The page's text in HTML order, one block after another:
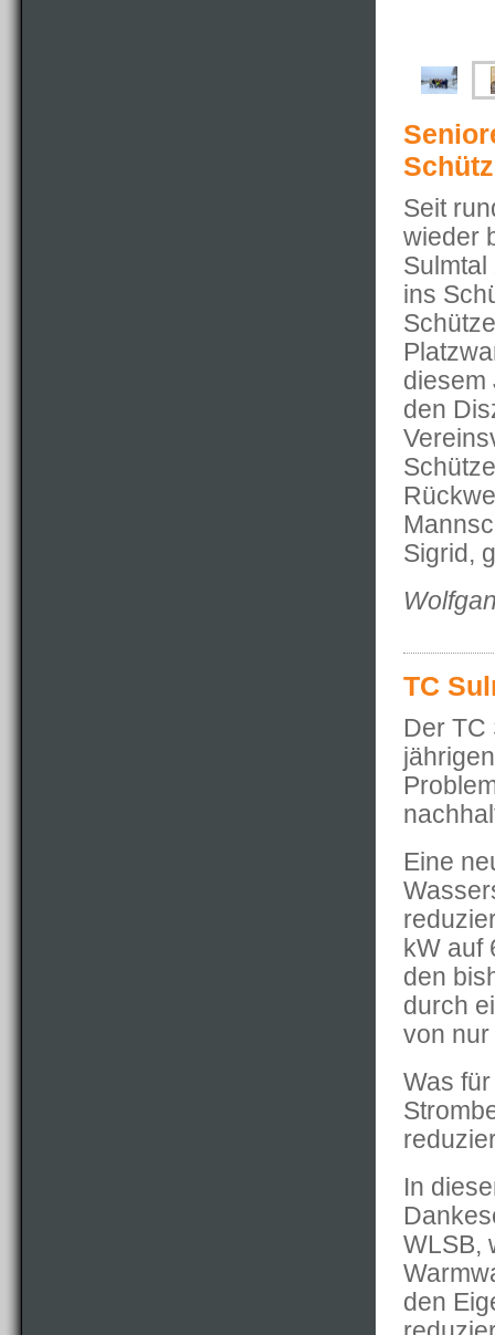
Seit
wieder
ins
diesem
den
Sigrid,
TC
Der TC
Eine
kW auf
den
durch
von
Was
In
WLSB,
den